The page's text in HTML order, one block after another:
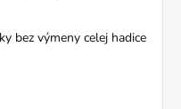
bez výmeny celej hadice